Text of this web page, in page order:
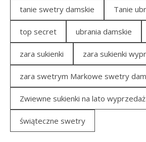
tanie swetry damskie Tanie
top secret ubrania damskie
zara sukienki zara sukienki
zara swetrym Markowe swetry
Zwiewne sukienki na lato wyprzedaż
świąteczne swetry